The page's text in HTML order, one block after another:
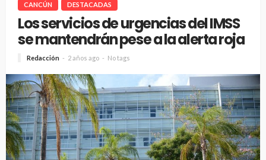
CANCÚN DESTACADAS
Los servicios de urgencias del IMSS
se mantendrán pese a la alerta roja
Redacción 2 años ago No tags